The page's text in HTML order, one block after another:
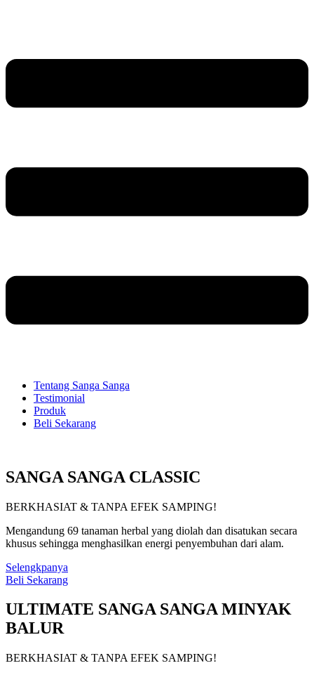
Tentang Sanga Sanga
Testimonial
Produk
Beli Sekarang
SANGA SANGA CLASSIC
BERKHASIAT & TANPA EFEK SAMPING!
Mengandung 69 tanaman herbal yang diolah dan disatukan secara
khusus sehingga menghasilkan energi penyembuhan dari alam.
Selengkpanya
Beli Sekarang
ULTIMATE SANGA SANGA MINYAK
BALUR
BERKHASIAT & TANPA EFEK SAMPING!